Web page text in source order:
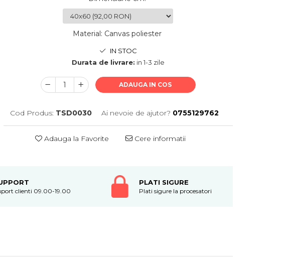
Material: Canvas poliester
IN STOC
Durata de livrare: in 1-3 zile
ADAUGA IN COS
Cod Produs: TSD0030 Ai nevoie de ajutor? 0755129762
Adauga la Favorite Cere informatii
clienti 09.00-19.00
PLATI SIGURE
Plati sigure la procesatori